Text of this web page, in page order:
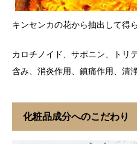
キンセンカの花から抽出して得
カロチノイド、サポニン、トリ
含み、消炎作用、鎮痛作用、清
化粧品成分へのこだわり